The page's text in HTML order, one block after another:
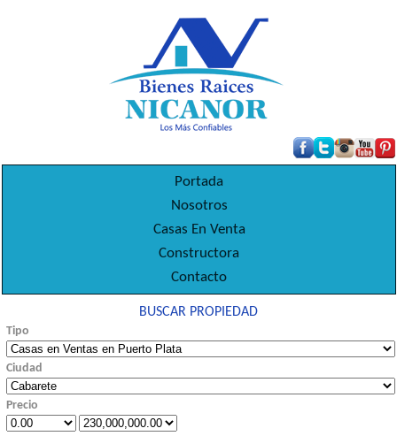
Portada
Nosotros
Casas En Venta
Constructora
Contacto
BUSCAR PROPIEDAD
Tipo
Ciudad
Precio